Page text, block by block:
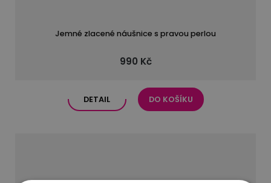
Jemné zlacené náušnice s pravou perlou
990 Kč
DETAIL DO KOŠÍKU